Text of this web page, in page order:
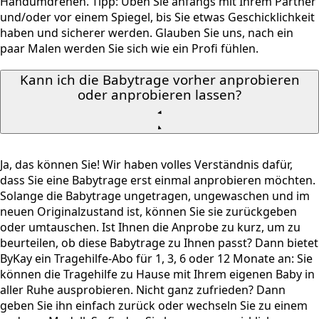
und/oder vor einem Spiegel, bis Sie etwas Geschicklichkeit
haben und sicherer werden. Glauben Sie uns, nach ein
paar Malen werden Sie sich wie ein Profi fühlen.
Kann ich die Babytrage vorher anprobieren
oder anprobieren lassen?
Ja, das können Sie! Wir haben volles Verständnis dafür,
dass Sie eine Babytrage erst einmal anprobieren möchten.
Solange die Babytrage ungetragen, ungewaschen und im
neuen Originalzustand ist, können Sie sie zurückgeben
oder umtauschen. Ist Ihnen die Anprobe zu kurz, um zu
beurteilen, ob diese Babytrage zu Ihnen passt? Dann bietet
ByKay ein Tragehilfe-Abo für 1, 3, 6 oder 12 Monate an: Sie
können die Tragehilfe zu Hause mit Ihrem eigenen Baby in
aller Ruhe ausprobieren. Nicht ganz zufrieden? Dann
geben Sie ihn einfach zurück oder wechseln Sie zu einem